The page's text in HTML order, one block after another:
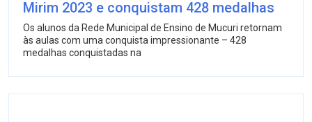
Mirim 2023 e conquistam 428 medalhas
Os alunos da Rede Municipal de Ensino de Mucuri retornam
às aulas com uma conquista impressionante – 428
medalhas conquistadas na